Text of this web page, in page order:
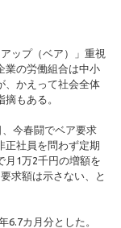
ップ（ベア）」重視
業の労働組合は中小
、かえって社会全体
もある。
今春闘でベア要求
正社員を問わず定期
月1万2千円の増額を
求額は示さない、と
6.7カ月分とした。